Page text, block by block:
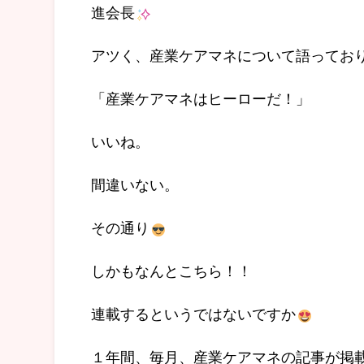
進会長
アツく、産業ケアマネについて語ってお
「産業ケアマネはヒーローだ！」
いいね。
間違いない。
その通り
しかもなんとこちら！！
連載するというではないですか
１年間、毎月、産業ケアマネの記事が掲